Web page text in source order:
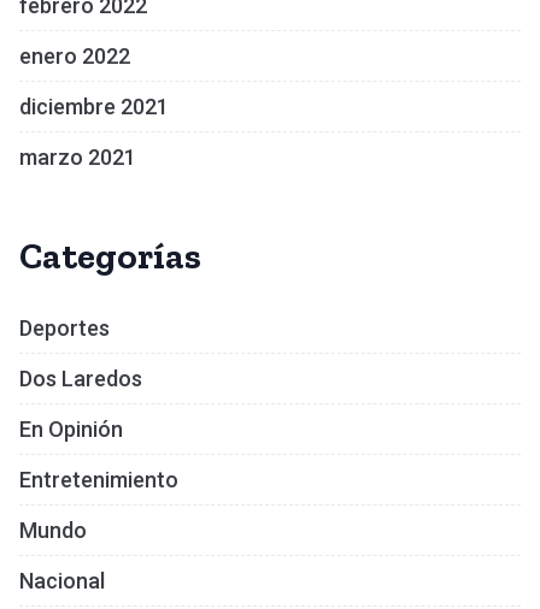
febrero 2022
enero 2022
diciembre 2021
marzo 2021
Categorías
Deportes
Dos Laredos
En Opinión
Entretenimiento
Mundo
Nacional